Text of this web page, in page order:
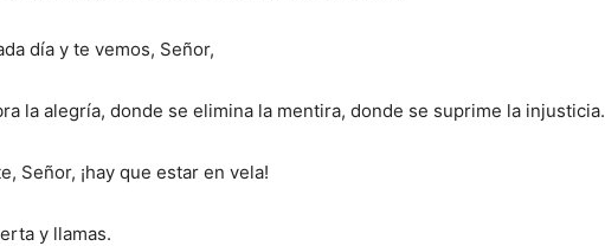
día y te vemos, Señor,
la alegría, donde se elimina la mentira, donde se suprime la injusticia.
Señor, ¡hay que estar en vela!
y llamas.